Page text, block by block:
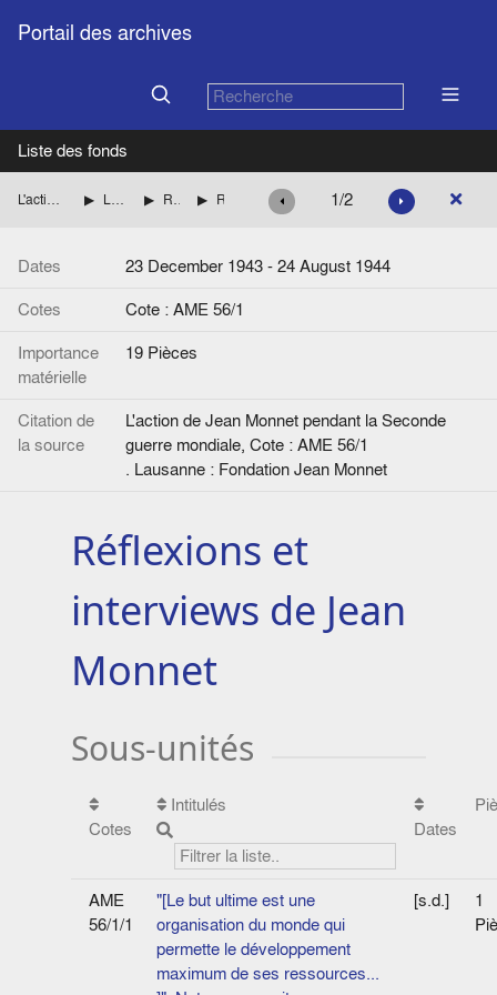
Portail des archives
Liste des fonds
L'action de Jean Monnet pendant la Seconde guerre mondiale La mission de Jean Monnet à Washington pour le compte des autorités françaises Réflexions sur la France et l'Europe d'après-guerre 1/2
Dates
23 December 1943 - 24 August 1944
Cotes
Cote : AME 56/1
Importance
matérielle
19 Pièces
Citation de
la source
L'action de Jean Monnet pendant la Seconde
guerre mondiale, Cote : AME 56/1
. Lausanne : Fondation Jean Monnet
Réflexions et
interviews de Jean
Monnet
Sous-unités
Cotes
Intitulés
Dates
AME
56/1/1
"[Le but ultime est une
organisation du monde qui
permette le développement
maximum de ses ressources...
[s.d.]
1